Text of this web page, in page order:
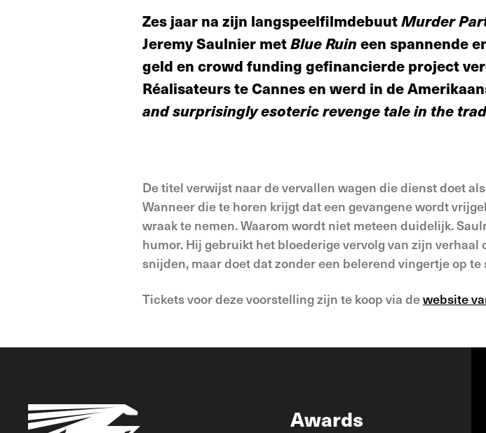
Zes jaar na zijn langspeelfilmdebuutMurder
Jeremy Saulnier metBlue Ruin een spannende
geld en crowd funding gefinancierde project
Réalisateurs te Cannes en werd in de
and surprisingly esoteric revenge tale in the
De titel verwijst naar de vervallen wagen die dienst doet
Wanneer die te horen krijgt dat een gevangene wordt
wraak te nemen. Waarom wordt niet meteen duidelijk.
humor. Hij gebruikt het bloederige vervolg van zijn
snijden, maar doet dat zonder een belerend vingertje op te
Tickets voor deze voorstelling zijn te koop via dewebsite
Awards